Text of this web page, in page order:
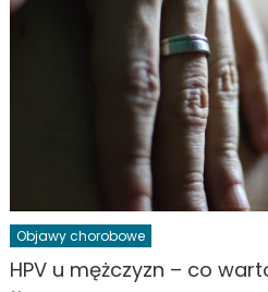
Objawy chorobowe
HPV u mężczyzn – co